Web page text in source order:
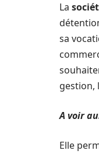
La
sa
gestion,
A voir
Elle